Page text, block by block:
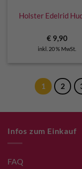
Holster Edelrid
€9,90
inkl. 20 % MwSt.
1 2
Infos zum Einkauf
FAQ